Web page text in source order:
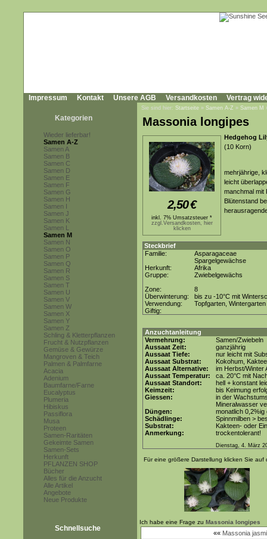
Impressum Kontakt Unsere AGB Versandkosten Vertrag
Kategorien
Wieder lieferbar!
Samen A-Z
Samen A
Samen B
Samen C
Samen D
Samen E
Samen F
Samen G
Samen H
Samen I
Samen J
Samen K
Samen L
Samen M
Samen N
Samen O
Samen P
Samen Q
Samen R
Samen S
Samen T
Samen U
Samen V
Samen W
Samen X
Samen Y
Samen Z
Schling & Kletterpflanzen
Frucht & Nutzpflanzen
Gemüse & Gewürze
Mangroven & Teich
Palmen & Palmfarne
Acacia
Adenium
Baumfarne/Farne
Eucalyptus
Plumeria
Hibiskus
Passiflora
Musa
Proteen
Samen-Raritäten
Gekeimte Samen
Samen-Sets
Herkunft
PFLANZEN SHOP
Bücher
Alles für die Anzucht
Alle Artikel
Angebote
Neue Produkte
Schnellsuche
Sie sind hier: Startseite » Samen A-Z » Samen M
Massonia longipes
2,50€
inkl. 7% Umsatzsteuer *
zzgl.Versandkosten, hier
klicken
Hedgehog
(10 Korn)
mehrjährige,
leicht
manchmal mit
Blütenstand
Steckbrief
Familie:
Asparagaceae
Spargelgewächse
Herkunft:
Afrika
Gruppe:
Zwiebelgewächs
Zone:
8
Überwinterung:
bis zu -10°C mit
Verwendung:
Topfgarten, Wintergarten
Giftig:
Anzuchtanleitung
Vermehrung:
Samen/Zwiebeln
Aussaat Zeit:
ganzjährig
Aussaat Tiefe:
nur leicht mit
Aussaat Substrat:
Kokohum,
Aussaat Alternative:
im Herbst/Winter
Aussaat Temperatur:
ca. 20°C mit
Aussaat Standort:
hell + konstant
Keimzeit:
bis Keimung
Giessen:
in der
Mineralwasser
Düngen:
monatlich 0,2%ig
Schädlinge:
Spinnmilben >
Substrat:
Kakteen- oder
Anmerkung:
trockentolerant!
Dienstag, 4. März
Für eine größere Darstellung klicken Sie auf
Ich habe eine Frage zu Massonia longipes
«« Massonia